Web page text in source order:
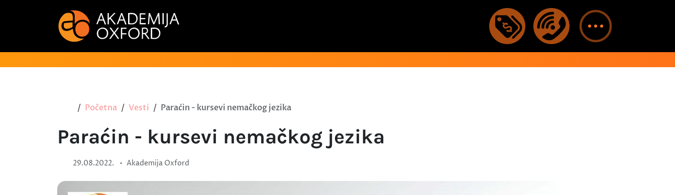
Početna Vesti Paraćin - kursevi nemačkog jezika
Paraćin - kursevi nemačkog jezika
29.08.2022. • Akademija Oxford